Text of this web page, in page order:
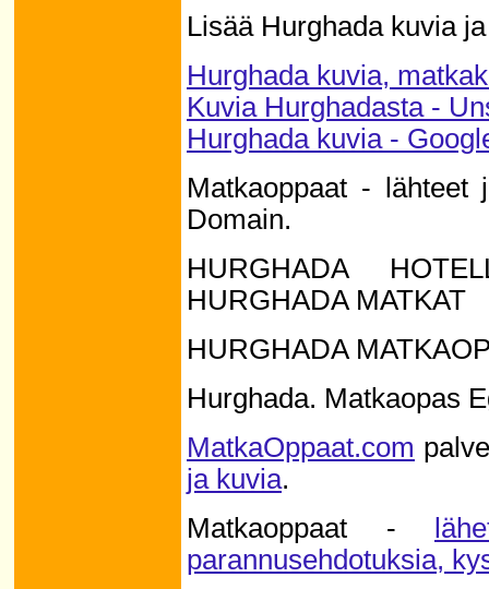
Lisää Hurghada kuvia
Hurghada kuvia,
Kuvia Hurghadasta -
Hurghada kuvia -
Matkaoppaat -
Domain.
HURGHADA
HURGHADA MATKAT
HURGHADA
Hurghada. Matkaopas
MatkaOppaat.com
ja kuvia.
Matkaoppaat -
parannusehdotuksia,